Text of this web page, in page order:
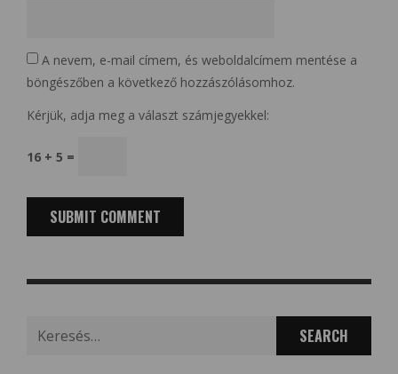
A nevem, e-mail címem, és weboldalcímem mentése a
böngészőben a következő hozzászólásomhoz.
Kérjük, adja meg a választ számjegyekkel:
16 + 5 =